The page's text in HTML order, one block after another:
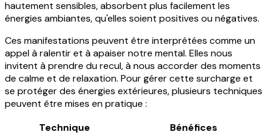
hautement sensibles, absorbent plus facilement les
énergies ambiantes, qu'elles soient positives ou négatives.
Ces manifestations peuvent être interprétées comme un
appel à ralentir et à apaiser notre mental. Elles nous
invitent à prendre du recul, à nous accorder des moments
de calme et de relaxation. Pour gérer cette surcharge et
se protéger des énergies extérieures, plusieurs techniques
peuvent être mises en pratique :
Technique
Bénéfices